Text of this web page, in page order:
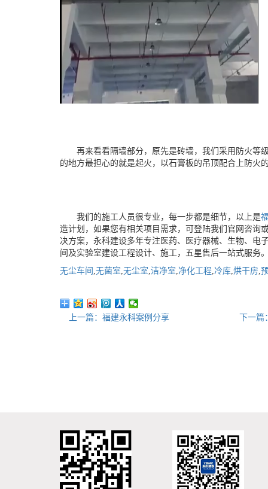
再来看看隔墙部分，原先是砖墙，我们采用防火等
的地方最担心的就是起火，以石膏板的吊顶配合上防火
我们的施工人员很专业，每一步都是细节， 以上是
造计划，如果您有相关项目需求，可登陆我们官网咨询
决方案，永科建设多年专注医药、医疗器械、生物、电
间及实验室建设工程设计、施工，五星售后一站式服务
无尘车间 无菌室 无尘室 洁净室 净化工程 冷库 烘干房
上一篇：福建永科案例分享 下一篇